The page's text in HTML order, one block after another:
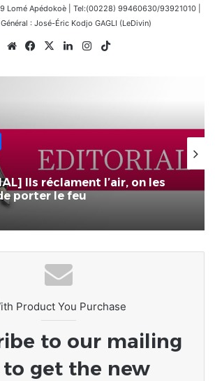
Lomé Apédokoè | Tel:(00228) 99460630/93921010 |
: José-Éric Kodjo GAGLI (LeDivin)
WebsiteFacebook
X LinkedinInstagram
Ils réclament l’air, on les
porter le feu
Product You Purchase
to our mailing
get the new